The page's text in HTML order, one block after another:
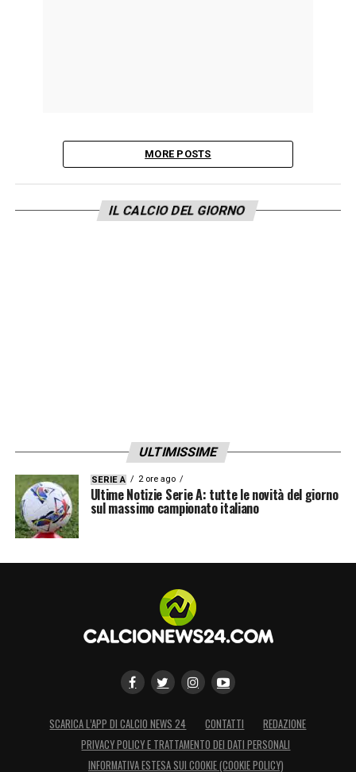
MORE POSTS
IL CALCIO DEL GIORNO
ULTIMISSIME
SERIE A 2 ore ago
Ultime Notizie Serie A: tutte le novità del giorno
sul massimo campionato italiano
SCARICA L’APP DI CALCIO NEWS 24 CONTATTI
REDAZIONE
PRIVACY POLICY E TRATTAMENTO DEI DATI PERSONALI
INFORMATIVA ESTESA SUI COOKIE (COOKIE POLICY)